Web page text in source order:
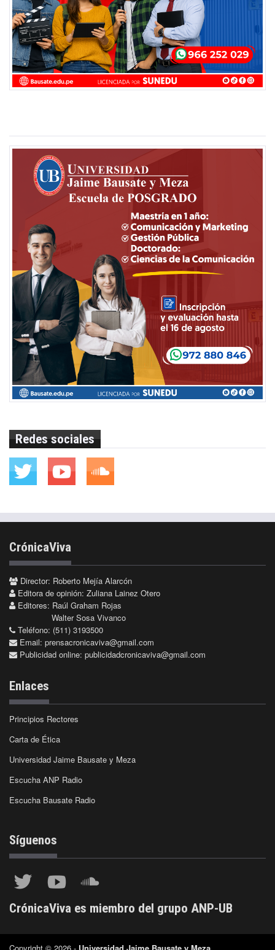
Redes sociales
CrónicaViva
Director: Roberto Mejía Alarcón
Editora de opinión: Zuliana Lainez Otero
Editores: Raúl Graham Rojas
Walter Sosa Vivanco
Teléfono: (511) 3193500
Email: prensacronicaviva@gmail.com
Publicidad online: publicidadcronicaviva@gmail.com
Enlaces
Principios Rectores
Carta de Ética
Universidad Jaime Bausate y Meza
Escucha ANP Radio
Escucha Bausate Radio
Síguenos
CrónicaViva es miembro del grupo ANP-UB
Copyright © 2026 - Universidad Jaime Bausate y Meza